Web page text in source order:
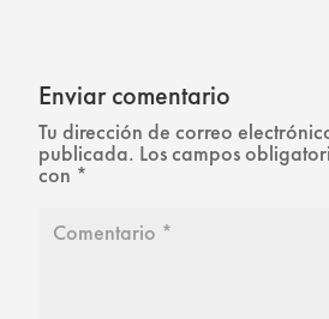
Enviar comentario
Tu dirección de correo
publicada. Los campos
con *